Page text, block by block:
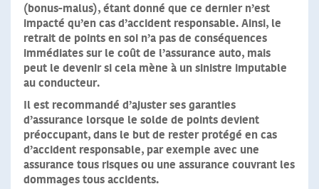
(bonus-malus), étant donné que ce dernier n’est
impacté qu’en cas d’accident responsable. Ainsi, le
retrait de points en soi n’a pas de conséquences
immédiates sur le coût de l’assurance auto, mais
peut le devenir si cela mène à un sinistre imputable
au conducteur.
Il est recommandé d’ajuster ses garanties
d’assurance lorsque le solde de points devient
préoccupant, dans le but de rester protégé en cas
d’accident responsable, par exemple avec une
assurance tous risques ou une assurance couvrant les
dommages tous accidents.